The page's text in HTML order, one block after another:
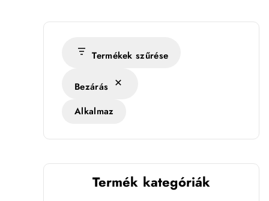
Termékek szűrése
Bezárás
Alkalmaz
Termék kategóriák